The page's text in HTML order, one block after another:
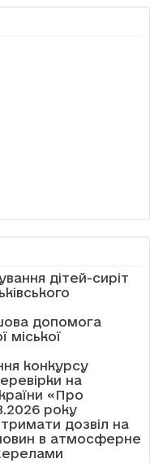
дітей-сиріт
допомога
міської
конкурсу
на
«Про
року
дозвіл на
в атмосферне